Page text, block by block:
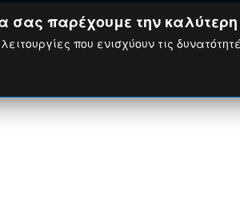
σας παρέχουμε την καλύτερη
που ενισχύουν τις